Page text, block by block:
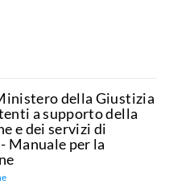
della Giustizia
a supporto della
e dei servizi di
Manuale per la